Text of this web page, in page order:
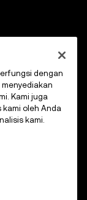
dengan
Kami juga
oleh Anda
kami.